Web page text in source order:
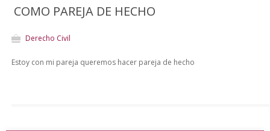
COMO PAREJA DE HECHO
Derecho Civil
Estoy con mi pareja queremos hacer pareja de hecho